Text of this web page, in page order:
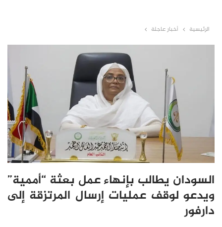
الرئيسية أخبار عاجلة
السودان يطالب بإنهاء عمل بعثة “أممية”
ويدعو لوقف عمليات إرسال المرتزقة إلى
دارفور